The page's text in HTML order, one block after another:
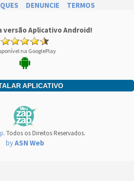
DENUNCIE TERMOS
versão Aplicativo Android!
na GooglePlay
APLICATIVO
. Todos os Direitos Reservados.
byASN Web